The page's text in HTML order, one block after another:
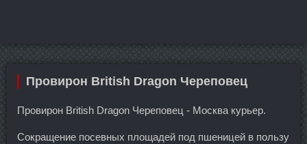
Провирон British Dragon Череповец
Провирон British Dragon Череповец - Москва курьер.
Сокращение посевных площадей под пшеницей в пользу